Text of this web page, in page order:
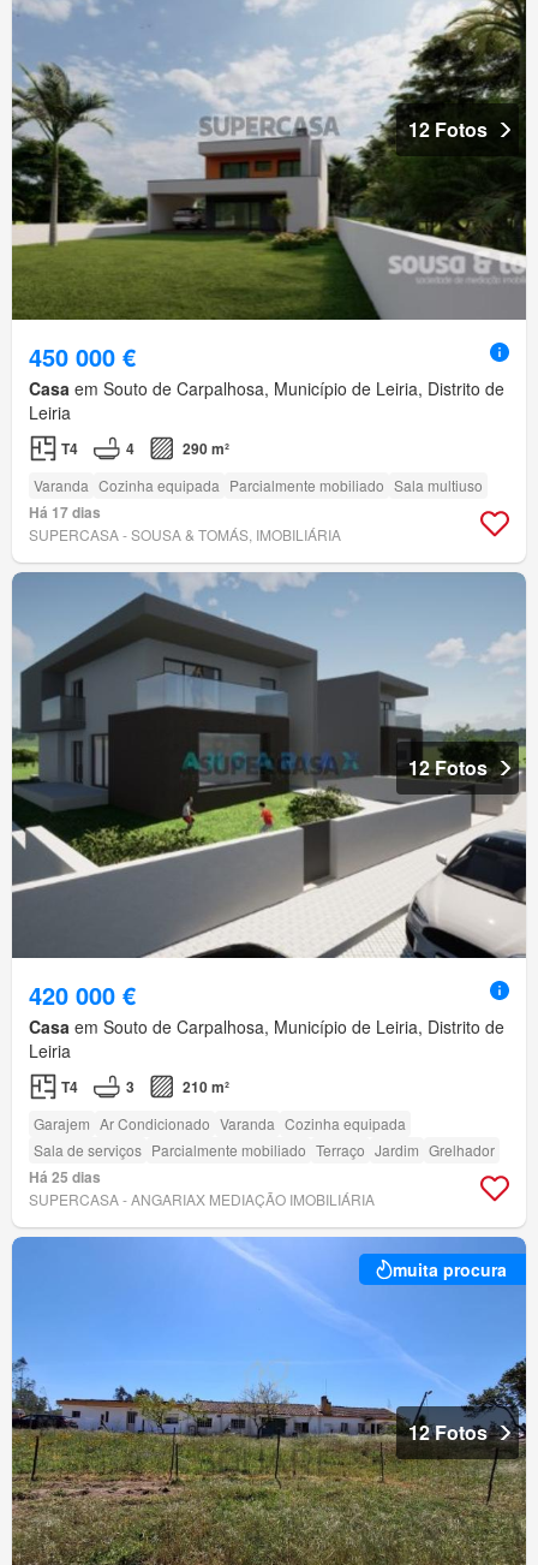
12 Fotos
450 000 €
Casa em Souto de Carpalhosa, Município de Leiria, Distrito de
Leiria
T4 4 290 m²
Varanda Cozinha equipada Parcialmente mobiliado Sala multiuso
Há 17 dias
SUPERCASA - SOUSA & TOMÁS, IMOBILIÁRIA
12 Fotos
420 000 €
Casa em Souto de Carpalhosa, Município de Leiria, Distrito de
Leiria
T4 3 210 m²
Garajem Ar Condicionado Varanda Cozinha equipada
Sala de serviços Parcialmente mobiliado Terraço Jardim Grelhador
Há 25 dias
SUPERCASA - ANGARIAX MEDIAÇÃO IMOBILIÁRIA
muita procura
12 Fotos